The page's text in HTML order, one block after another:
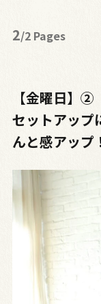
2/2 Pages
【金曜日】➁
セットアップ
んと感アップ